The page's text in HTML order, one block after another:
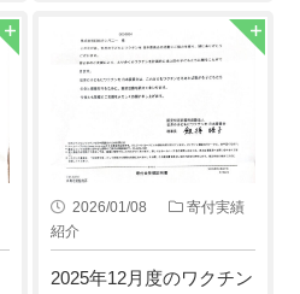
2026/01/08
寄付実績
紹介
2025年12月度のワクチン